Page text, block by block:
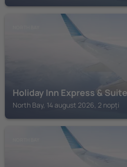
Holiday Inn Express &
North Bay, 14 august 2026, 2 nopți